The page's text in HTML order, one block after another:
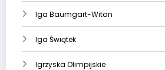
Iga Baumgart-Witan
Iga Świątek
Igrzyska Olimpijskie